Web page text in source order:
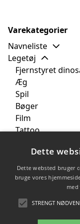
Varekategorier
Navneliste
Legetøj
Fjernstyret
Æg
Spil
Bøger
Film
Tattoo
Perleplader
Tekstil
Børneværelset
Tilbud
Dette
Dette websted bruger
bruge vores
STRENGT